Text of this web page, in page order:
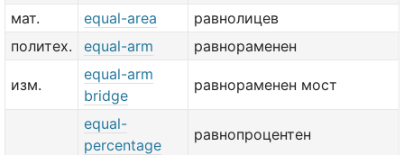
мат.
equal-area
равнолицев
политех.
equal-arm равнораменен
изм.
equal-arm
bridge
равнораменен мост
equal-
percentage
равнопроцентен